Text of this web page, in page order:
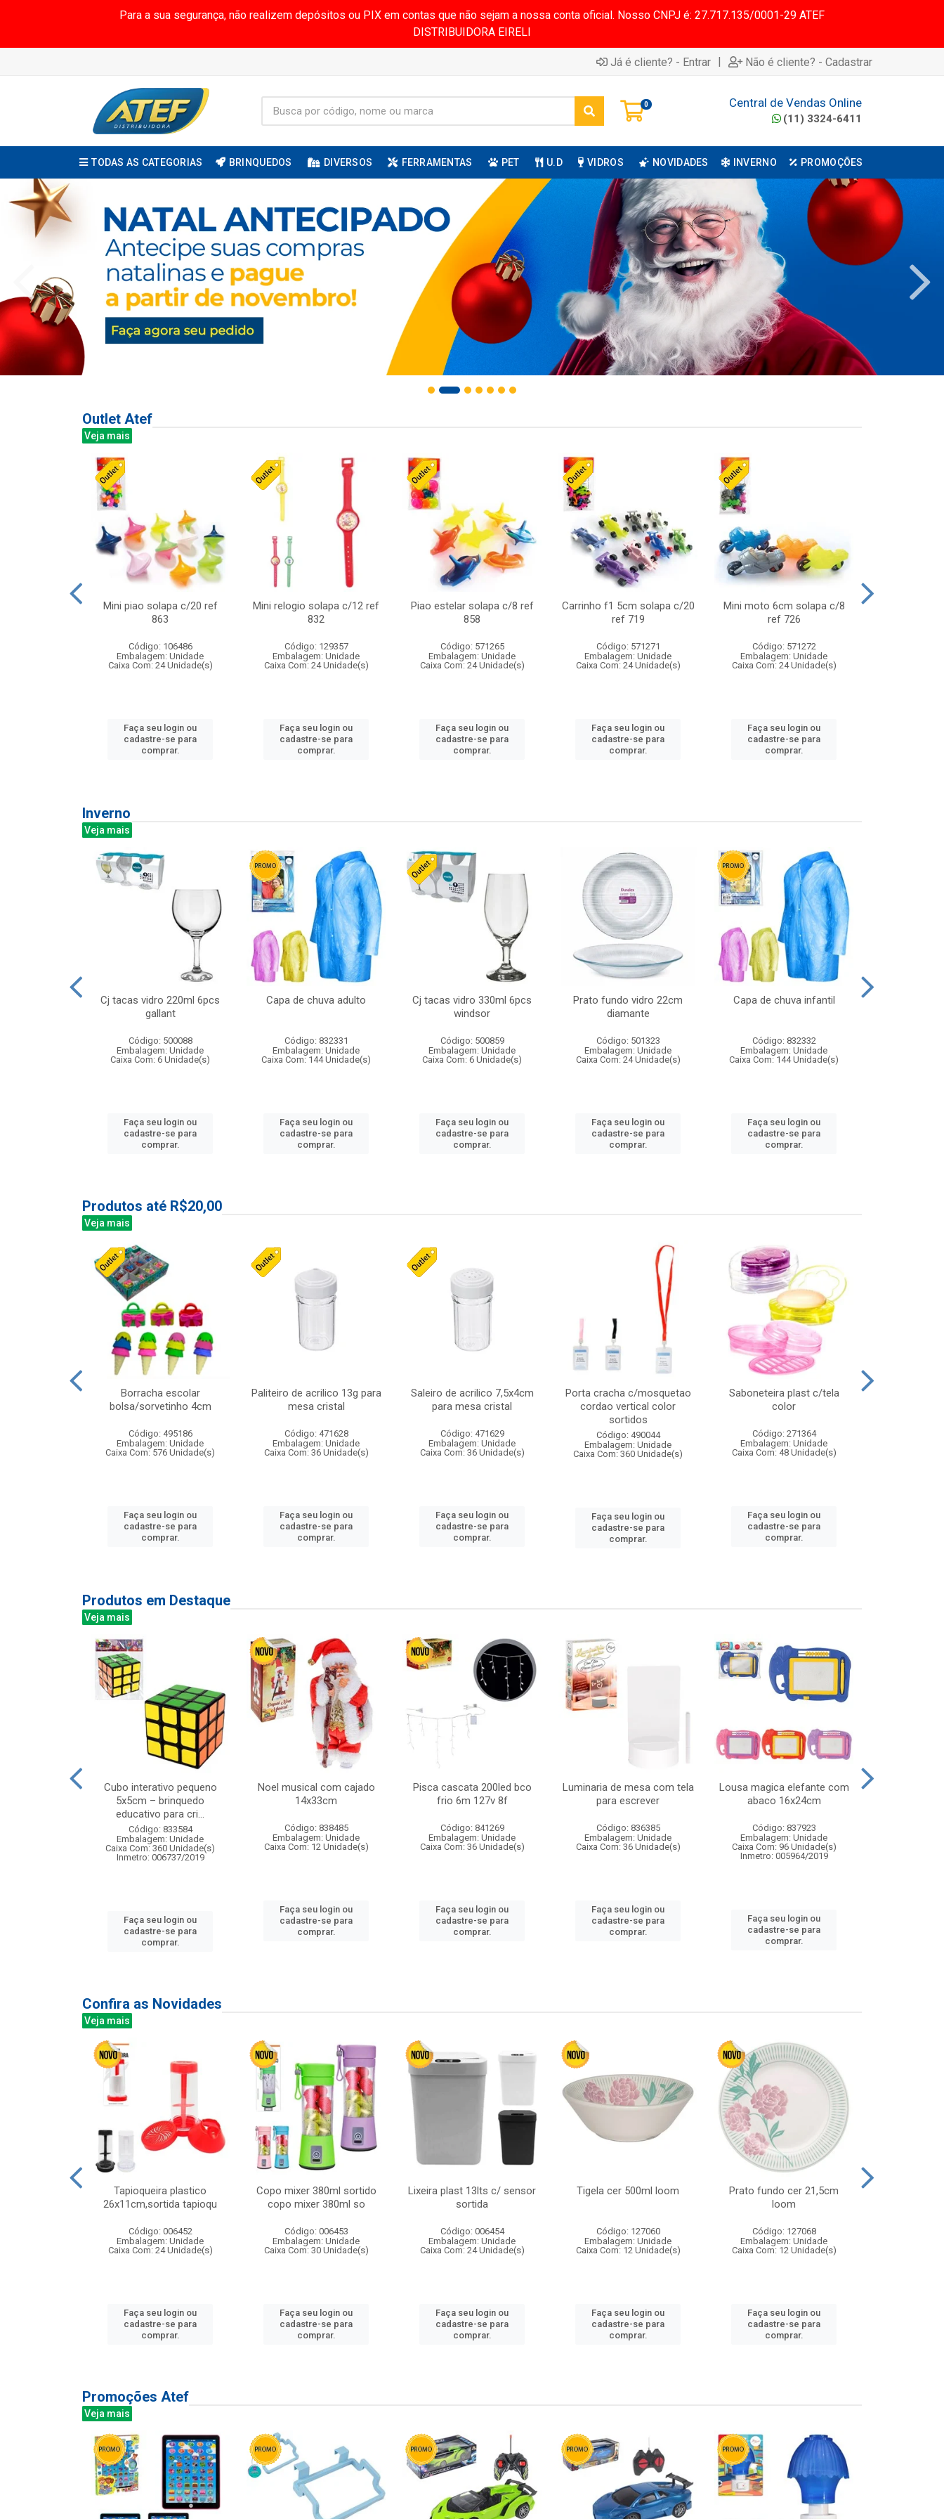
Para a sua segurança, não realizem depósitos ou PIX em contas que não sejam a nossa conta oficial. Nosso CNPJ é: 27.717.135/0001-29 ATEF
DISTRIBUIDORA EIRELI
Já é cliente? - Entrar | Não é cliente? - Cadastrar
0 Central de Vendas Online
(11) 3324-6411
TODAS AS CATEGORIAS BRINQUEDOS DIVERSOS FERRAMENTAS PET U.D VIDROS NOVIDADES INVERNO PROMOÇÕES
Outlet Atef
Veja mais
Mini piao solapa c/20 ref
863
Código: 106486
Embalagem: Unidade
Caixa Com: 24 Unidade(s)
Faça seu login ou
cadastre-se para
comprar.
Mini relogio solapa c/12 ref
832
Código: 129357
Embalagem: Unidade
Caixa Com: 24 Unidade(s)
Faça seu login ou
cadastre-se para
comprar.
Piao estelar solapa c/8 ref
858
Código: 571265
Embalagem: Unidade
Caixa Com: 24 Unidade(s)
Faça seu login ou
cadastre-se para
comprar.
Carrinho f1 5cm solapa c/20
ref 719
Código: 571271
Embalagem: Unidade
Caixa Com: 24 Unidade(s)
Faça seu login ou
cadastre-se para
comprar.
Mini moto 6cm solapa c/8
ref 726
Código: 571272
Embalagem: Unidade
Caixa Com: 24 Unidade(s)
Faça seu login ou
cadastre-se para
comprar.
Inverno
Veja mais
Cj tacas vidro 220ml 6pcs
gallant
Código: 500088
Embalagem: Unidade
Caixa Com: 6 Unidade(s)
Faça seu login ou
cadastre-se para
comprar.
Capa de chuva adulto
Código: 832331
Embalagem: Unidade
Caixa Com: 144 Unidade(s)
Faça seu login ou
cadastre-se para
comprar.
Cj tacas vidro 330ml 6pcs
windsor
Código: 500859
Embalagem: Unidade
Caixa Com: 6 Unidade(s)
Faça seu login ou
cadastre-se para
comprar.
Prato fundo vidro 22cm
diamante
Código: 501323
Embalagem: Unidade
Caixa Com: 24 Unidade(s)
Faça seu login ou
cadastre-se para
comprar.
Capa de chuva infantil
Código: 832332
Embalagem: Unidade
Caixa Com: 144 Unidade(s)
Faça seu login ou
cadastre-se para
comprar.
Produtos até R$20,00
Veja mais
Borracha escolar
bolsa/sorvetinho 4cm
Código: 495186
Embalagem: Unidade
Caixa Com: 576 Unidade(s)
Faça seu login ou
cadastre-se para
comprar.
Paliteiro de acrilico 13g para
mesa cristal
Código: 471628
Embalagem: Unidade
Caixa Com: 36 Unidade(s)
Faça seu login ou
cadastre-se para
comprar.
Saleiro de acrilico 7,5x4cm
para mesa cristal
Código: 471629
Embalagem: Unidade
Caixa Com: 36 Unidade(s)
Faça seu login ou
cadastre-se para
comprar.
Porta cracha c/mosquetao
cordao vertical color
sortidos
Código: 490044
Embalagem: Unidade
Caixa Com: 360 Unidade(s)
Faça seu login ou
cadastre-se para
comprar.
Saboneteira plast c/tela
color
Código: 271364
Embalagem: Unidade
Caixa Com: 48 Unidade(s)
Faça seu login ou
cadastre-se para
comprar.
Produtos em Destaque
Veja mais
Cubo interativo pequeno
5x5cm – brinquedo
educativo para cri...
Código: 833584
Embalagem: Unidade
Caixa Com: 360 Unidade(s)
Inmetro: 006737/2019
Faça seu login ou
cadastre-se para
comprar.
Noel musical com cajado
14x33cm
Código: 838485
Embalagem: Unidade
Caixa Com: 12 Unidade(s)
Faça seu login ou
cadastre-se para
comprar.
Pisca cascata 200led bco
frio 6m 127v 8f
Código: 841269
Embalagem: Unidade
Caixa Com: 36 Unidade(s)
Faça seu login ou
cadastre-se para
comprar.
Luminaria de mesa com tela
para escrever
Código: 836385
Embalagem: Unidade
Caixa Com: 36 Unidade(s)
Faça seu login ou
cadastre-se para
comprar.
Lousa magica elefante com
abaco 16x24cm
Código: 837923
Embalagem: Unidade
Caixa Com: 96 Unidade(s)
Inmetro: 005964/2019
Faça seu login ou
cadastre-se para
comprar.
Confira as Novidades
Veja mais
Tapioqueira plastico
26x11cm,sortida tapioqu
Código: 006452
Embalagem: Unidade
Caixa Com: 24 Unidade(s)
Faça seu login ou
cadastre-se para
comprar.
Copo mixer 380ml sortido
copo mixer 380ml so
Código: 006453
Embalagem: Unidade
Caixa Com: 30 Unidade(s)
Faça seu login ou
cadastre-se para
comprar.
Lixeira plast 13lts c/ sensor
sortida
Código: 006454
Embalagem: Unidade
Caixa Com: 24 Unidade(s)
Faça seu login ou
cadastre-se para
comprar.
Tigela cer 500ml loom
Código: 127060
Embalagem: Unidade
Caixa Com: 12 Unidade(s)
Faça seu login ou
cadastre-se para
comprar.
Prato fundo cer 21,5cm
loom
Código: 127068
Embalagem: Unidade
Caixa Com: 12 Unidade(s)
Faça seu login ou
cadastre-se para
comprar.
Promoções Atef
Veja mais